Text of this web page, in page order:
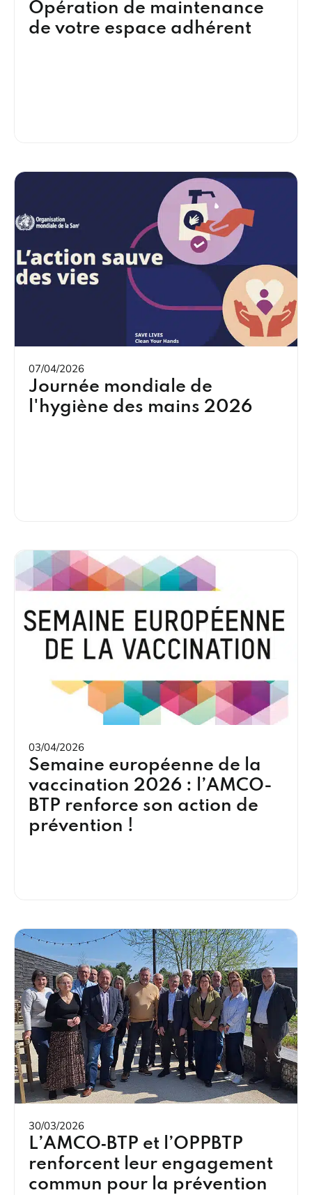
Opération de maintenance
de votre espace adhérent
07/04/2026
Journée mondiale de
l'hygiène des mains 2026
03/04/2026
Semaine européenne de la
vaccination 2026 : l’AMCO-
BTP renforce son action de
prévention !
30/03/2026
L’AMCO‑BTP et l’OPPBTP
renforcent leur engagement
commun pour la prévention